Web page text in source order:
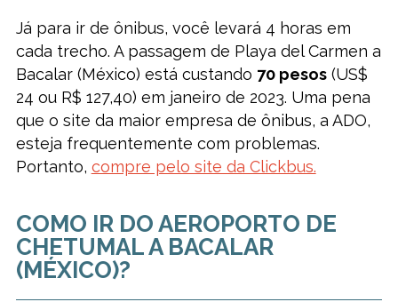
Já para ir de ônibus, você levará 4 horas em
cada trecho. A passagem de Playa del Carmen a
Bacalar (México) está custando 70 pesos(US$
24 ou R$ 127,40) em janeiro de 2023. Uma pena
que o site da maior empresa de ônibus, a ADO,
esteja frequentemente com problemas.
Portanto, compre pelo site da Clickbus.
COMO IR DO AEROPORTO DE
CHETUMAL A BACALAR
(MÉXICO)?